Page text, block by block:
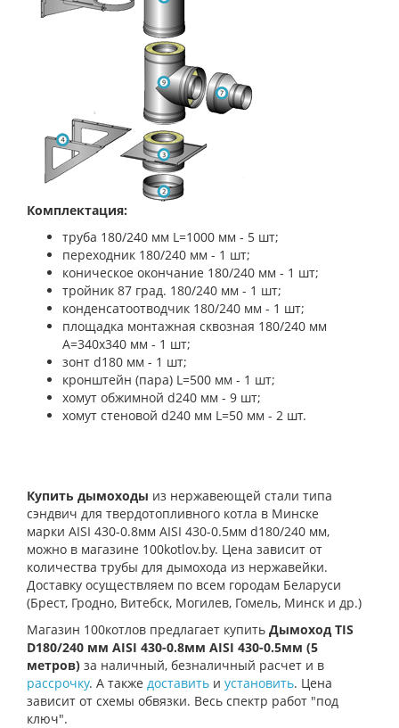
Комплектация:
труба 180/240 мм L=1000 мм - 5 шт;
переходник 180/240 мм - 1 шт;
коническое окончание 180/240 мм - 1 шт;
тройник 87 град. 180/240 мм - 1 шт;
конденсатоотводчик 180/240 мм - 1 шт;
площадка монтажная сквозная 180/240 мм
A=340х340 мм - 1 шт;
зонт d180 мм - 1 шт;
кронштейн (пара) L=500 мм - 1 шт;
хомут обжимной d240 мм - 9 шт;
хомут стеновой d240 мм L=50 мм - 2 шт.
Купить дымоходы из нержавеющей стали типа
сэндвич для твердотопливного котла в Минске
марки AISI 430-0.8мм AISI 430-0.5мм d180/240 мм,
можно в магазине 100kotlov.by. Цена зависит от
количества трубы для дымохода из нержавейки.
Доставку осуществляем по всем городам Беларуси
(Брест, Гродно, Витебск, Могилев, Гомель, Минск и др.)
Магазин 100котлов предлагает купить Дымоход TIS
D180/240 мм AISI 430-0.8мм AISI 430-0.5мм (5
метров) за наличный, безналичный расчет и в
рассрочку. А также доставить и установить. Цена
зависит от схемы обвязки. Весь спектр работ "под
ключ".